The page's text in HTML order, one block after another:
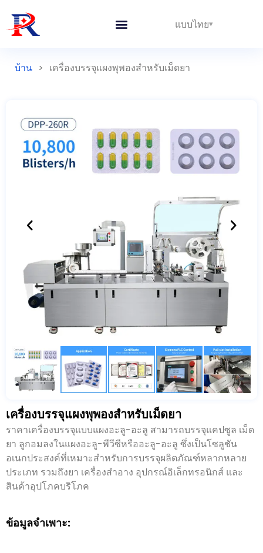
แบบไทย
บ้าน > เครื่องบรรจุแผงพุพองสำหรับเม็ดยา
เครื่องบรรจุแผงพุพองสำหรับเม็ดยา
ราคาเครื่องบรรจุแบบแผงอะลู-อะลู สามารถบรรจุแคปซูล เม็ด
ยา ลูกอมลงในแผงอะลู-พีวีซีหรืออะลู-อะลู ซึ่งเป็นโซลูชัน
อเนกประสงค์ที่เหมาะสำหรับการบรรจุผลิตภัณฑ์หลากหลาย
ประเภท รวมถึงยา เครื่องสำอาง อุปกรณ์อิเล็กทรอนิกส์ และ
สินค้าอุปโภคบริโภค
ข้อมูลจำเพาะ: